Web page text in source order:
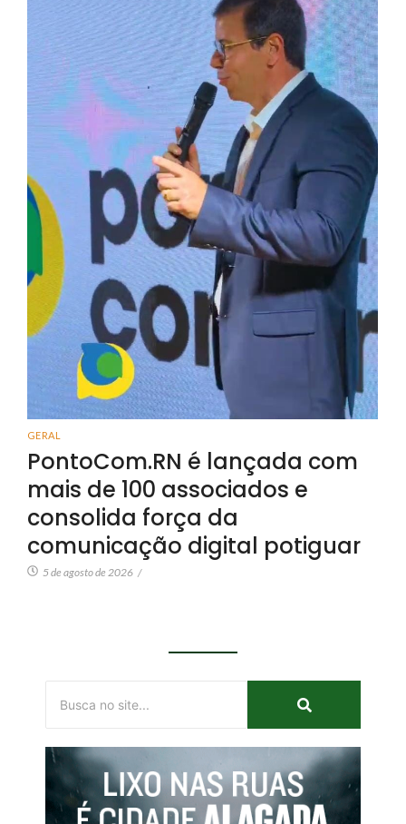
GERAL
PontoCom.RN é lançada com
mais de 100 associados e
consolida força da
comunicação digital potiguar
5 de agosto de 2026 /